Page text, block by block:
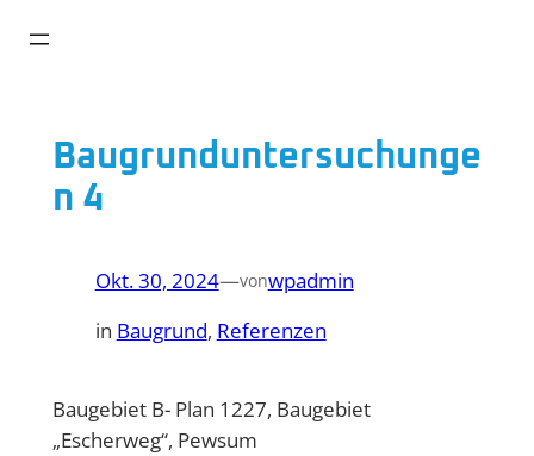
Inhalt
Baugrunduntersuchunge
n 4
Okt. 30, 2024—vonwpadmin
in Baugrund, Referenzen
Baugebiet B- Plan 1227, Baugebiet
„Escherweg“, Pewsum